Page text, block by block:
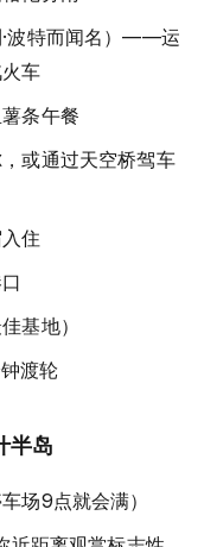
·波特而闻名）——运
车
条午餐
或通过天空桥驾车
住
基地）
渡轮
半岛
场9点就会满）